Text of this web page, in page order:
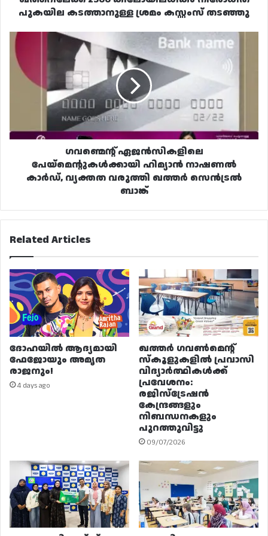
പുകയില കടത്താനുള്ള ശ്രമം കസ്റ്റംസ് തടഞ്ഞു
ഗവണ്മെന്റ്
ഏജൻസികളിലെ
പേയ്‌മെൻ്റുകൾക്കായി
ഹിമ്യാൻ
നാഷണൽ
ഖത്തർ
ഗവണ്മെന്റ് ഏജൻസികളിലെ
പേയ്‌മെൻ്റുകൾക്കായി ഹിമ്യാൻ നാഷണൽ
കാർഡ്, വ്യക്തത വരുത്തി ഖത്തർ സെൻട്രൽ
ബാങ്ക്
Related Articles
ദോഹയിൽ ആദ്യമായി
ഫേജോയും അമൃത
രാജനും!
4 days ago
ഖത്തർ ഗവൺമെന്റ്
സ്കൂളുകളിൽ പ്രവാസി
വിദ്യാർത്ഥികൾക്ക്
പ്രവേശനം:
രജിസ്ട്രേഷൻ
കേന്ദ്രങ്ങളും
നിബന്ധനകളും
പുറത്തുവിട്ടു
09/07/2026